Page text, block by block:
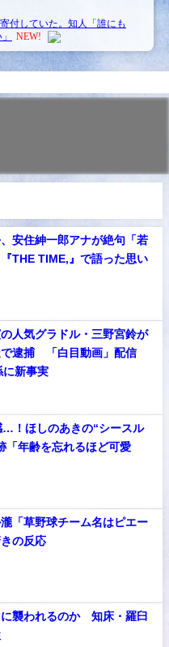
安住紳一郎アナが絶句「若
THE TIME,』で語った思い
の人気グラドル・三野宮鈴が
で逮捕 「白目動画」配信
新事実
…！ほしのあきの“シースル
「年齢を忘れるほど可愛
瀧「草野球チーム名はピエー
の反応
襲われるのか 知床・羅臼